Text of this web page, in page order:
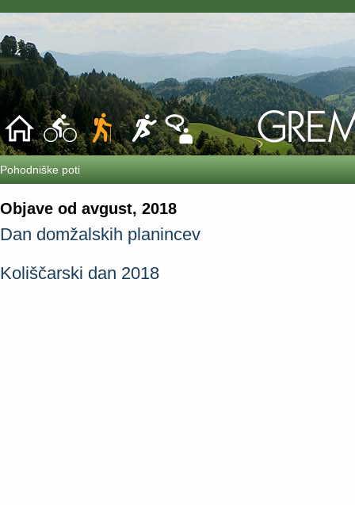
Pohodniške poti
Objave od avgust, 2018
Dan domžalskih planincev
Koliščarski dan 2018